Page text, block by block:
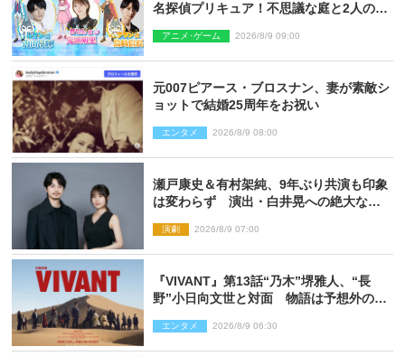
名探偵プリキュア！不思議な庭と2人の秘
アニメ･ゲーム 2026/8/9 09:00
元007ピアース・ブロスナン、妻が素敵シ
ョットで結婚25周年をお祝い
エンタメ 2026/8/9 08:00
瀬戸康史＆有村架純、9年ぶり共演も印象
は変わらず 演出・白井晃への絶大なる
演劇 2026/8/9 07:00
『VIVANT』第13話“乃木”堺雅人、“長
野”小日向文世と対面 物語は予想外の展
エンタメ 2026/8/9 06:30